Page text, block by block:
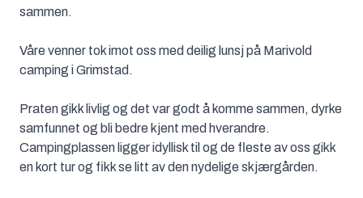
sammen.
Våre venner tok imot oss med deilig lunsj på Marivold
camping i Grimstad.
Praten gikk livlig og det var godt å komme sammen, dyrke
samfunnet og bli bedre kjent med hverandre.
Campingplassen ligger idyllisk til og de fleste av oss gikk
en kort tur og fikk se litt av den nydelige skjærgården.